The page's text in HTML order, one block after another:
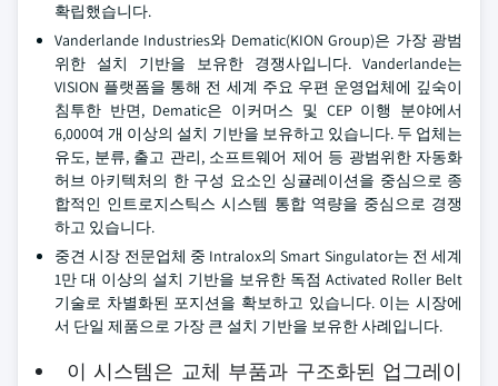
확립했습니다.
Vanderlande Industries와 Dematic(KION Group)은 가장 광범
위한 설치 기반을 보유한 경쟁사입니다. Vanderlande는
VISION 플랫폼을 통해 전 세계 주요 우편 운영업체에 깊숙이
침투한 반면, Dematic은 이커머스 및 CEP 이행 분야에서
6,000여 개 이상의 설치 기반을 보유하고 있습니다. 두 업체는
유도, 분류, 출고 관리, 소프트웨어 제어 등 광범위한 자동화
허브 아키텍처의 한 구성 요소인 싱귤레이션을 중심으로 종
합적인 인트로지스틱스 시스템 통합 역량을 중심으로 경쟁
하고 있습니다.
중견 시장 전문업체 중 Intralox의 Smart Singulator는 전 세계
1만 대 이상의 설치 기반을 보유한 독점 Activated Roller Belt
기술로 차별화된 포지션을 확보하고 있습니다. 이는 시장에
서 단일 제품으로 가장 큰 설치 기반을 보유한 사례입니다.
이 시스템은 교체 부품과 구조화된 업그레이